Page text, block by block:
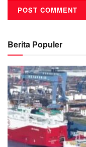
Berita Populer